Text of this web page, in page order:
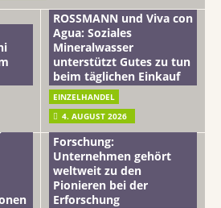
ROSSMANN und Viva con
Agua: Soziales
Mineralwasser
unterstützt Gutes zu tun
beim täglichen Einkauf
EINZELHANDEL
4. AUGUST 2026
Beiersdorf
Hautmikrobiom-
Forschung:
Unternehmen gehört
weltweit zu den
Pionieren bei der
Erforschung